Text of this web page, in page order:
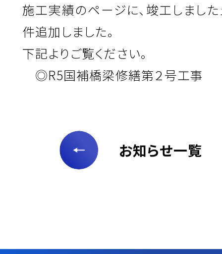
施工実績のページに、竣工しまし
件追加しました。
下記よりご覧ください。
◎R5国補橋梁修繕第２号工事
お知らせ一覧